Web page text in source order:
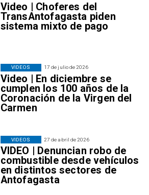
Video | Choferes del
TransAntofagasta piden
sistema mixto de pago
17 de julio de 2026
Video | En diciembre se
cumplen los 100 años de la
Coronación de la Virgen del
Carmen
VIDEOS
27 de abril de 2026
VIDEO | Denuncian robo de
combustible desde vehículos
en distintos sectores de
Antofagasta
VIDEOS